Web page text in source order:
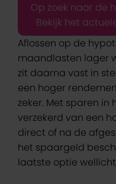
Op zoek naar de
Bekijk het
Aflossen op de
maandlasten lager
zit daarna vast in
een hoger
zeker. Met sparen
verzekerd van een
direct of na de
het spaargeld
laatste optie